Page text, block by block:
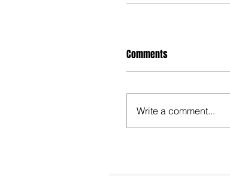
Comments
Write a comment...